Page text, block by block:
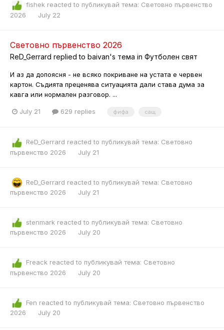
fishek reacted to публикувай тема: Световно първенство
2026
July 22
Световно първенство 2026
ReD_Gerrard replied to baivan's тема in Футболен свят
И аз да допоясня - не всяко покриване на устата е червен
картон. Съдията преценява ситуацията дали става дума за
кавга или нормален разговор. ...
July 21 629 replies фифа сащ
ReD_Gerrard reacted to публикувай тема: Световно
първенство 2026
July 21
ReD_Gerrard reacted to публикувай тема: Световно
първенство 2026
July 21
stenmark reacted to публикувай тема: Световно
първенство 2026
July 20
Freack reacted to публикувай тема: Световно
първенство 2026
July 20
Fen reacted to публикувай тема: Световно първенство
2026
July 20